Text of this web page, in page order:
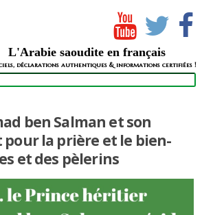
L'Arabie saoudite en français
déclarations authentiques & informations certifiées !
ben Salman et son
la prière et le bien-
et des pèlerins